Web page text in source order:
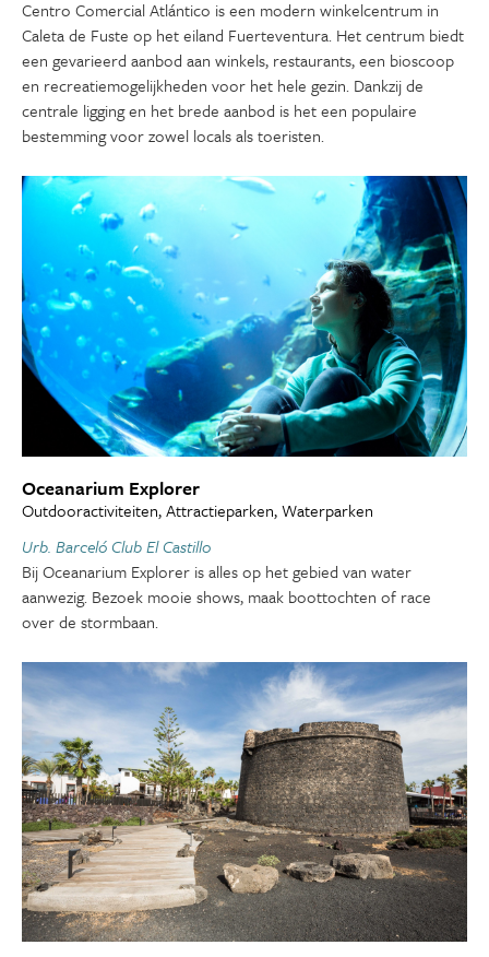
Centro Comercial Atlántico is een modern winkelcentrum in
Caleta de Fuste op het eiland Fuerteventura. Het centrum biedt
een gevarieerd aanbod aan winkels, restaurants, een bioscoop
en recreatiemogelijkheden voor het hele gezin. Dankzij de
centrale ligging en het brede aanbod is het een populaire
bestemming voor zowel locals als toeristen.
Oceanarium Explorer
Outdooractiviteiten, Attractieparken, Waterparken
Urb. Barceló Club El Castillo
Bij Oceanarium Explorer is alles op het gebied van water
aanwezig. Bezoek mooie shows, maak boottochten of race
over de stormbaan.